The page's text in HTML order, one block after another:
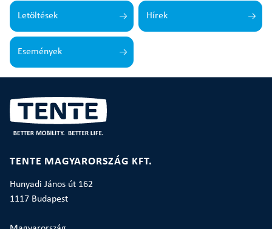
Letöltések Hírek
Események
TENTE MAGYARORSZÁG KFT.
Hunyadi János út 162
1117 Budapest